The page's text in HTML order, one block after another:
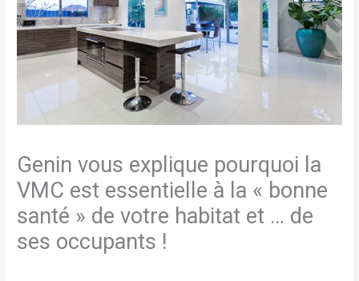
Genin vous explique pourquoi la
VMC est essentielle à la « bonne
santé » de votre habitat et … de
ses occupants !